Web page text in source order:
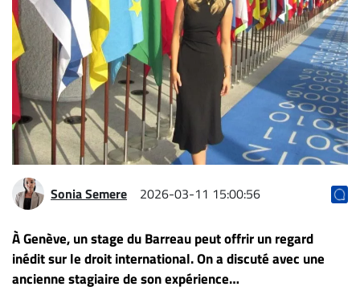
Campus
Carrière
Archives
CARRIÈRE
ET
EMPLOIS
AVOCATS
ET
JURISTES
Offres
d'emploi
Sonia Semere 2026-03-11 15:00:56
À Genève, un stage du Barreau peut offrir un regard
inédit sur le droit international. On a discuté avec une
ancienne stagiaire de son expérience…